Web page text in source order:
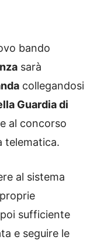
bando
sarà
collegandosi
Guardia di
al concorso
telematica.
al sistema
sufficiente
e seguire le